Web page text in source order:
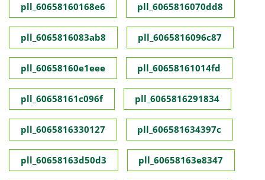
pll_60658160168e6 pll_6065816070dd8
pll_6065816083ab8 pll_6065816096c87
pll_60658160e1eee pll_60658161014fd
pll_60658161c096f pll_6065816291834
pll_6065816330127 pll_606581634397c
pll_60658163d50d3 pll_60658163e8347